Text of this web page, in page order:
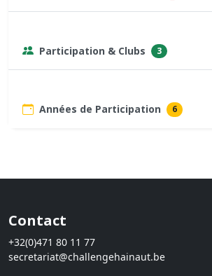
Participation & Clubs 3
Années de Participation 6
Contact
+32(0)471 80 11 77
secretariat@challengehainaut.be